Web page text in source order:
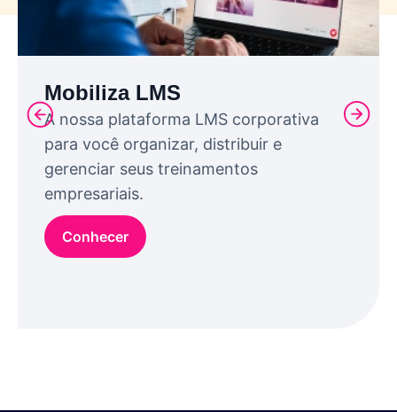
Mobiliza LMS
A nossa plataforma LMS corporativa
para você organizar, distribuir e
gerenciar seus treinamentos
empresariais.
Conhecer